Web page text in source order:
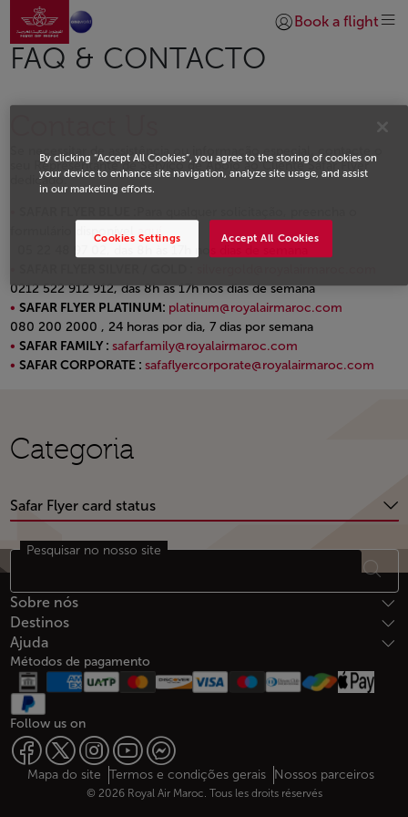
Skip to Main Content
Ir para a página inicial
Iniciar sessão |
Book a flight
FAQ & CONTACTO
Se necessitar de assistência ou informação especial, contacte o
seu Representante de Serviço de Apoio ao Cliente Safar Flyer
dedicado.
formulário disponível
aquí.
0212 522 912 912, das 8h às 17h nos dias de semana
SAFAR FLYER PLATINUM: platinum@royalairmaroc.com
080 200 2000 , 24 horas por dia, 7 dias por semana
SAFAR FAMILY : safarfamily@royalairmaroc.com
SAFAR CORPORATE : safaflyercorporate@royalairmaroc.com
Categoria
Safar Flyer card status
Rodapé Mapa do sítio
Pesquisar no nosso site
Sobre nós
Destinos
Ajuda
Métodos de pagamento
Follow us on
Web map links
$Title.getData()
Mapa do site Termos e condições gerais Nossos parceiros
© 2026 Royal Air Maroc. Tous les droits réservés
By clicking “Accept All Cookies”, you agree to the storing of cookies on
your device to enhance site navigation, analyze site usage, and assist
in our marketing efforts.
Accept All Cookies
Cookies Settings